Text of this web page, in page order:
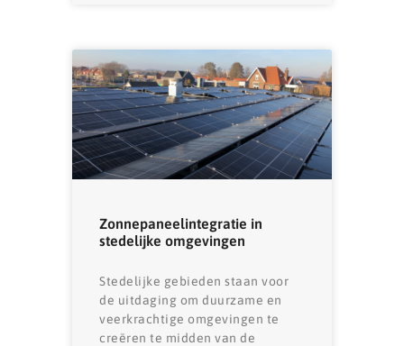
Zonnepaneelintegratie in
stedelijke omgevingen
Stedelijke gebieden staan ​​voor
de uitdaging om duurzame en
veerkrachtige omgevingen te
creëren te midden van de